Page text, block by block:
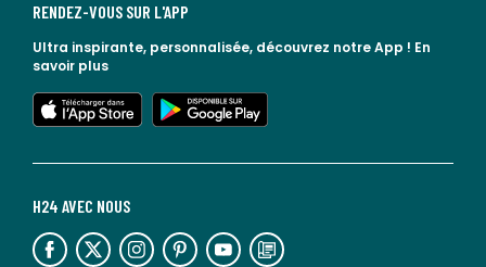
H24 AVEC NOUS
lien vers l'espace réseaux sociaux lien vers l'espace réseaux sociaux lien vers l'espace réseaux sociaux lien vers l'espace réseaux sociaux lien vers l'espace réseaux sociaux lien vers le blog la redoute
RENDEZ-VOUS SUR L'APP
Ultra inspirante, personnalisée, découvrez notre App ! En
savoir plus
lien vers l'app store
lien vers google play